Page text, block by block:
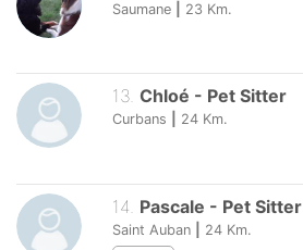
Saumane 23 Km.
13. Chloé - Pet Sitter
Curbans 24 Km.
14 Pascale - Pet Sitter
Saint Auban 24 Km.